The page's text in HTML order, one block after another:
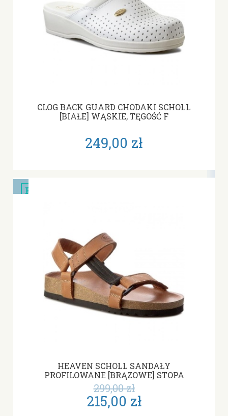
CLOG BACK GUARD CHODAKI SCHOLL
[BIAŁE] WĄSKIE, TĘGOŚĆ F
249,00 zł
HEAVEN SCHOLL SANDAŁY
PROFILOWANE [BRĄZOWE] STOPA
WĄSKA I NORMALNA, E-F-G
215,00 zł
299,00 zł